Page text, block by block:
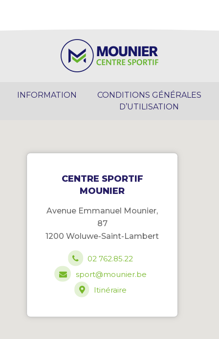
INFORMATION
CONDITIONS GÉNÉRALES
D’UTILISATION
CENTRE SPORTIF
MOUNIER
Avenue Emmanuel Mounier,
87
1200 Woluwe-Saint-Lambert
02 762.85.22
sport@mounier.be
Itinéraire